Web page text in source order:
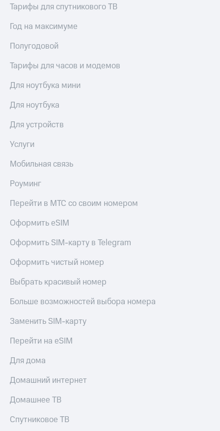
Тарифы для спутникового ТВ
Год на максимуме
Полугодовой
Тарифы для часов и модемов
Для ноутбука мини
Для ноутбука
Для устройств
Услуги
Мобильная связь
Роуминг
Перейти в МТС со своим номером
Оформить eSIM
Оформить SIM-карту в Telegram
Оформить чистый номер
Выбрать красивый номер
Больше возможностей выбора номера
Заменить SIM-карту
Перейти на eSIM
Для дома
Домашний интернет
Домашнее ТВ
Спутниковое ТВ